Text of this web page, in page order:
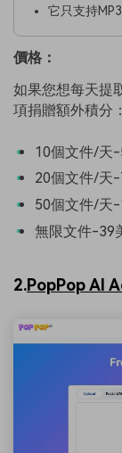
它只支持
價格：
如果您想每天提
項捐贈額外積分：
10個文件/天-
20個文件/天-
50個文件/天-
無限文件-39
2.PopPop AI